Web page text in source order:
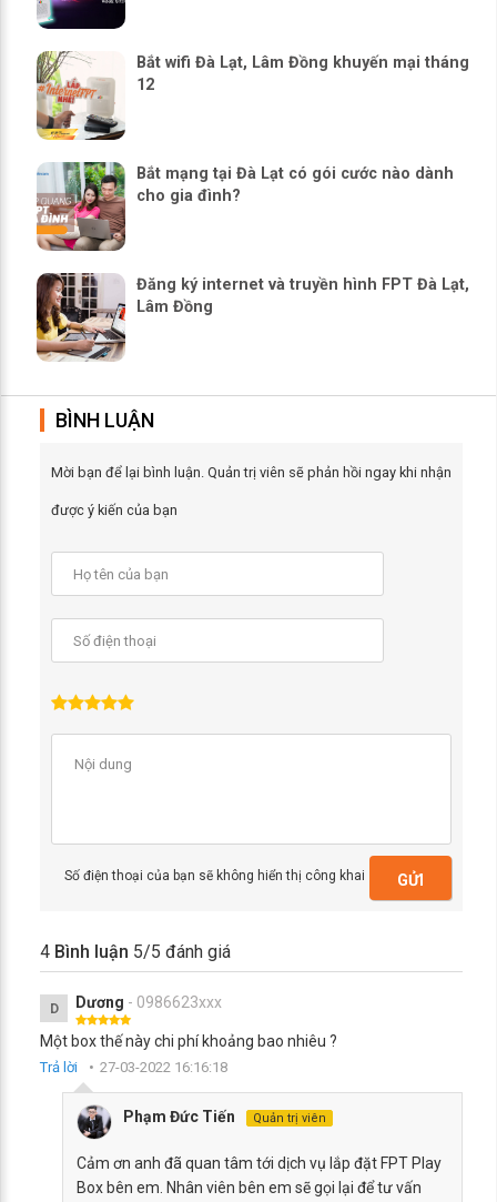
Bắt wifi Đà Lạt, Lâm Đồng khuyến mại tháng
12
Bắt mạng tại Đà Lạt có gói cước nào dành
cho gia đình?
Đăng ký internet và truyền hình FPT Đà Lạt,
Lâm Đồng
BÌNH LUẬN
Mời bạn để lại bình luận. Quản trị viên sẽ phản hồi ngay khi nhận
được ý kiến của bạn
Số điện thoại của bạn sẽ không hiển thị công khai GỬI
4 Bình luận 5/5 đánh giá
D Dương - 0986623xxx
Một box thế này chi phí khoảng bao nhiêu ?
Trả lời 27-03-2022 16:16:18
Phạm Đức Tiến Quản trị viên
Cảm ơn anh đã quan tâm tới dịch vụ lắp đặt FPT Play
Box bên em. Nhân viên bên em sẽ gọi lại để tư vấn